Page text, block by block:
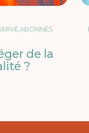
ABONNÉS
de la
?